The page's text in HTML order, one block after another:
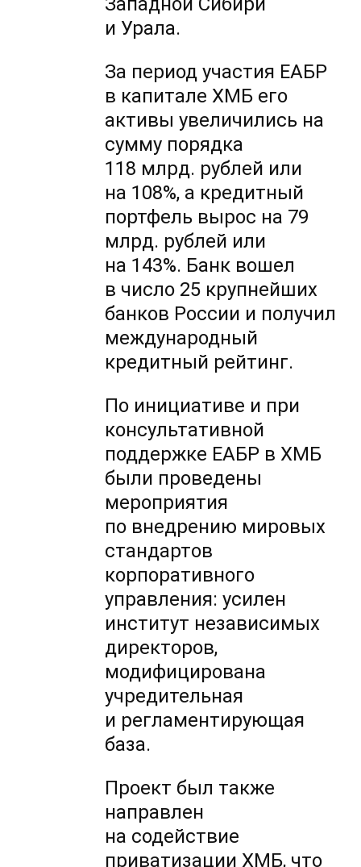
и Урала.
За период участия ЕАБР
в капитале ХМБ его
активы увеличились на
сумму порядка
118 млрд. рублей или
на 108%, а кредитный
портфель вырос на 79
млрд. рублей или
на 143%. Банк вошел
в число 25 крупнейших
банков России и получил
международный
кредитный рейтинг.
По инициативе и при
консультативной
поддержке ЕАБР в ХМБ
были проведены
мероприятия
по внедрению мировых
стандартов
корпоративного
управления: усилен
институт независимых
директоров,
модифицирована
учредительная
и регламентирующая
база.
Проект был также
направлен
на содействие
приватизации ХМБ, что